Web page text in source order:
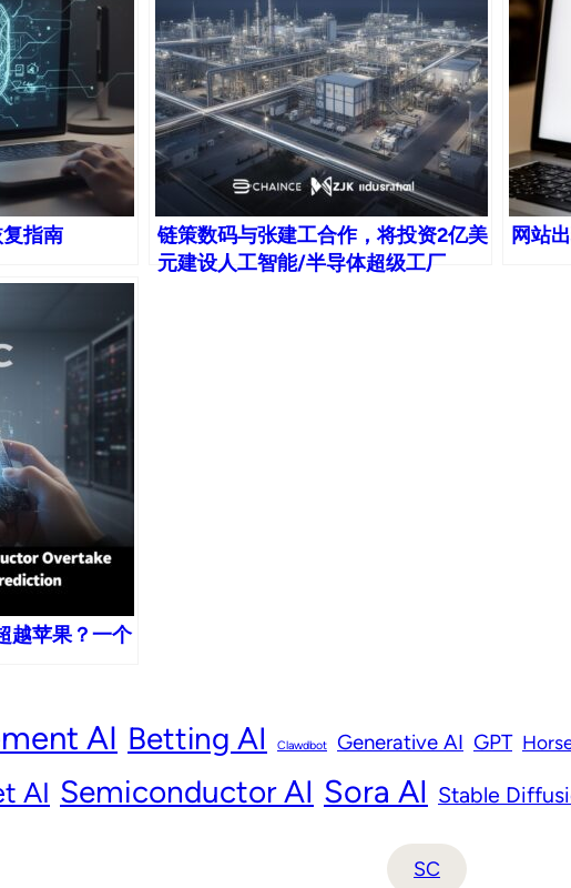
指南
链策数码与张建工合作，将投资2亿美
元建设人工智能/半导体超级工厂
网站
越苹果？一个
AI Betting AI Clawdbot Generative AI GPT
AI Semiconductor AI Sora AI Stable
SC